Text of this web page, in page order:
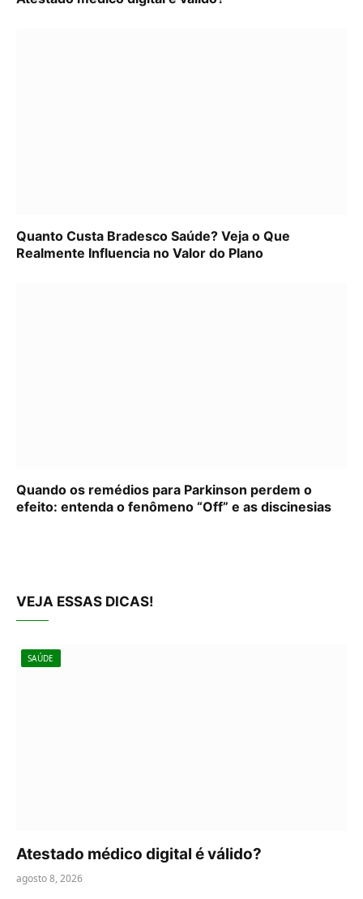
Quanto Custa Bradesco Saúde? Veja o Que
Realmente Influencia no Valor do Plano
Quando os remédios para Parkinson perdem o
efeito: entenda o fenômeno “Off” e as discinesias
VEJA ESSAS DICAS!
SAÚDE
Atestado médico digital é válido?
agosto 8, 2026